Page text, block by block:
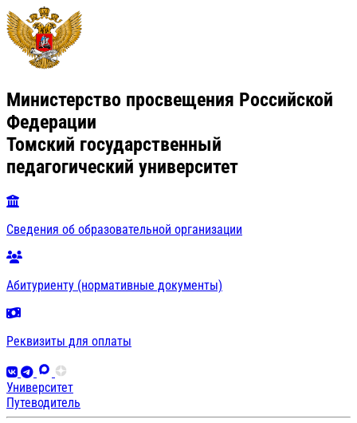
Министерство просвещения Российской
Федерации
Томский государственный
педагогический университет
Сведения об образовательной организации
Абитуриенту (нормативные документы)
Реквизиты для оплаты
Университет
Путеводитель